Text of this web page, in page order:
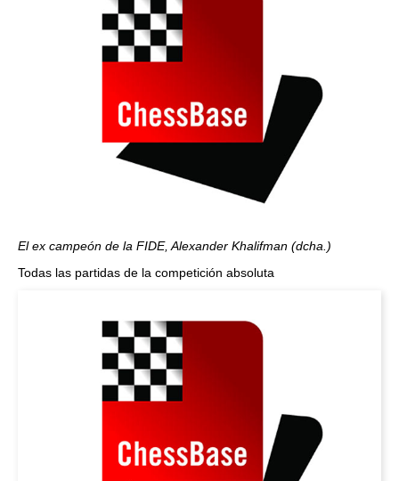
El ex campeón de la FIDE, Alexander Khalifman (dcha.)
Todas las partidas de la competición absoluta